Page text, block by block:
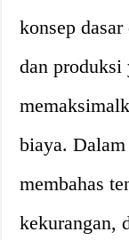
konsep
dan
biaya.
membahas
kekurangan,